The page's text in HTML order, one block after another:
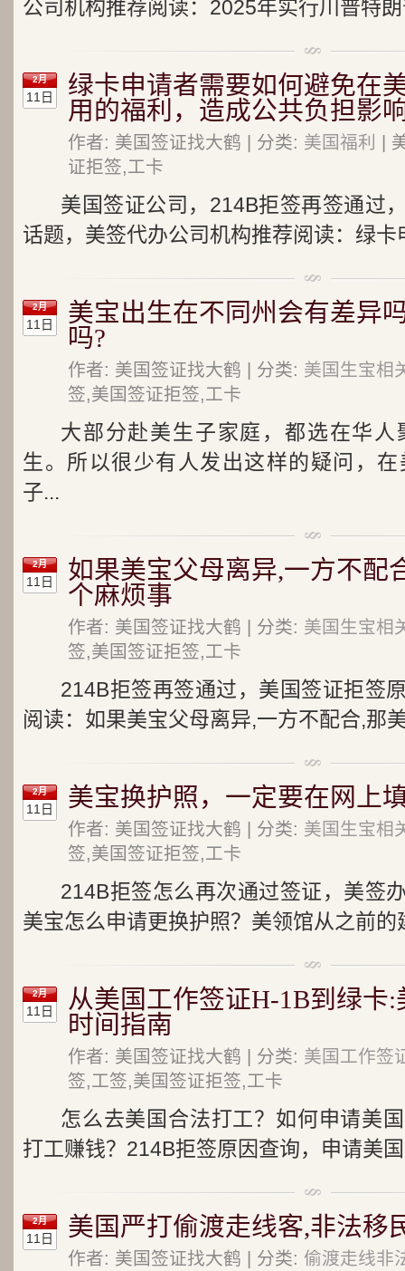
公司机构推荐阅读：2025年实行川普特
2月
11日
绿卡申请者需要如何避免在
用的福利，造成公共负担影
作者: 美国签证找大鹤 | 分类: 美国福利
|
证拒签,工卡
美国签证公司，214B拒签再签通过
话题，美签代办公司机构推荐阅读：绿
2月
11日
美宝出生在不同州会有差异
吗?
作者: 美国签证找大鹤 | 分类: 美国生宝相
签,美国签证拒签,工卡
大部分赴美生子家庭，都选在华
生。所以很少有人发出这样的疑问，
子...
2月
11日
如果美宝父母离异,一方不配
个麻烦事
作者: 美国签证找大鹤 | 分类: 美国生宝相
签,美国签证拒签,工卡
214B拒签再签通过，美国签证拒签
阅读：如果美宝父母离异,一方不配合,那
2月
11日 美宝换护照，一定要在网上
作者: 美国签证找大鹤 | 分类: 美国生宝相
签,美国签证拒签,工卡
214B拒签怎么再次通过签证，美签
美宝怎么申请更换护照？美领馆从之前
2月
11日
从美国工作签证H-1B到绿卡
时间指南
作者: 美国签证找大鹤 | 分类: 美国工作签
签,工签,美国签证拒签,工卡
怎么去美国合法打工？如何申请美
打工赚钱？214B拒签原因查询，申请美
2月
11日 美国严打偷渡走线客,非法移
作者: 美国签证找大鹤 | 分类: 偷渡走线非